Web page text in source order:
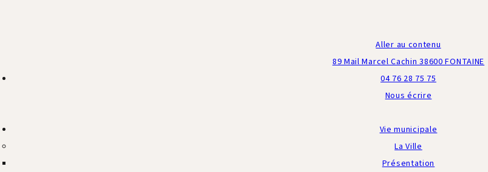
Aller au contenu
89 Mail Marcel Cachin 38600 FONTAINE
04 76 28 75 75
Nous écrire
Vie municipale
La Ville
Présentation